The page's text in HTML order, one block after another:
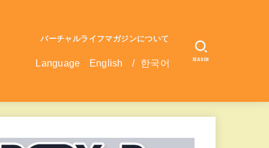
バーチャルライフマガジンについて
Language English / 한국어 SEARCH